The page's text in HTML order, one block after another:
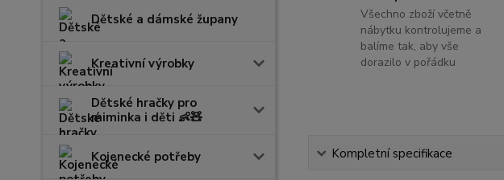
Dětské a dámské župany
Kreativní výrobky
Dětské hračky pro
miminka i děti 👶🧸
Kojenecké potřeby
Všechno zboží včetně
nábytku kontrolujeme a
balíme tak, aby vše
dorazilo v pořádku
Kompletní specifikace